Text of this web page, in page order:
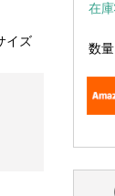
イズ
在
数量